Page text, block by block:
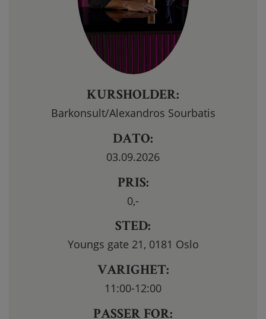
KURSHOLDER:
Barkonsult/Alexandros Sourbatis
DATO:
03.09.2026
PRIS:
0,-
STED:
Youngs gate 21, 0181 Oslo
VARIGHET:
11:00-12:00
PASSER FOR: